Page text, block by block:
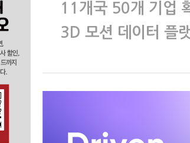
11개국 50개 기업
3D 모션 데이터 플